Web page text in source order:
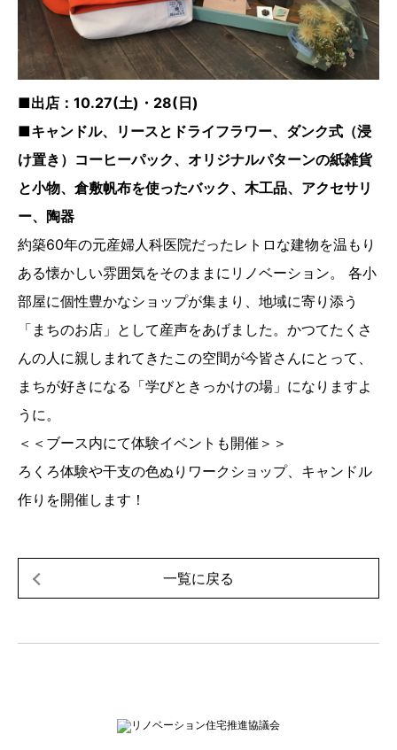
■出店：10.27(土)・28(日)
■キャンドル、リースとドライフラワー、ダンク式（浸
け置き）コーヒーパック、オリジナルパターンの紙雑貨
と小物、倉敷帆布を使ったバック、木工品、アクセサリ
ー、陶器
約築60年の元産婦人科医院だったレトロな建物を温もり
ある懐かしい雰囲気をそのままにリノベーション。 各小
部屋に個性豊かなショップが集まり、地域に寄り添う
「まちのお店」として産声をあげました。かつてたくさ
んの人に親しまれてきたこの空間が今皆さんにとって、
まちが好きになる「学びときっかけの場」になりますよ
うに。
＜＜ブース内にて体験イベントも開催＞＞
ろくろ体験や干支の色ぬりワークショップ、キャンドル
作りを開催します！
一覧に戻る